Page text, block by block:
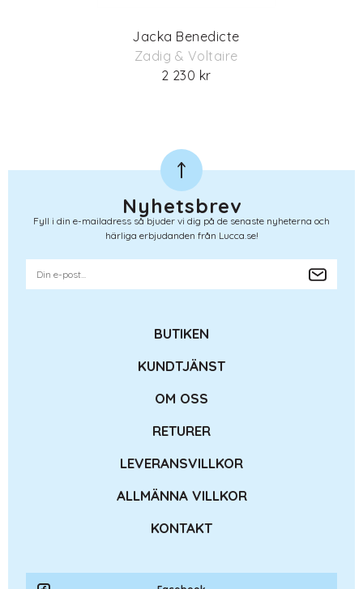
Jacka Benedicte
Zadig & Voltaire
2 230 kr
Nyhetsbrev
Fyll i din e-mailadress så bjuder vi dig på de senaste nyheterna och
härliga erbjudanden från Lucca.se!
BUTIKEN
KUNDTJÄNST
OM OSS
RETURER
LEVERANSVILLKOR
ALLMÄNNA VILLKOR
KONTAKT